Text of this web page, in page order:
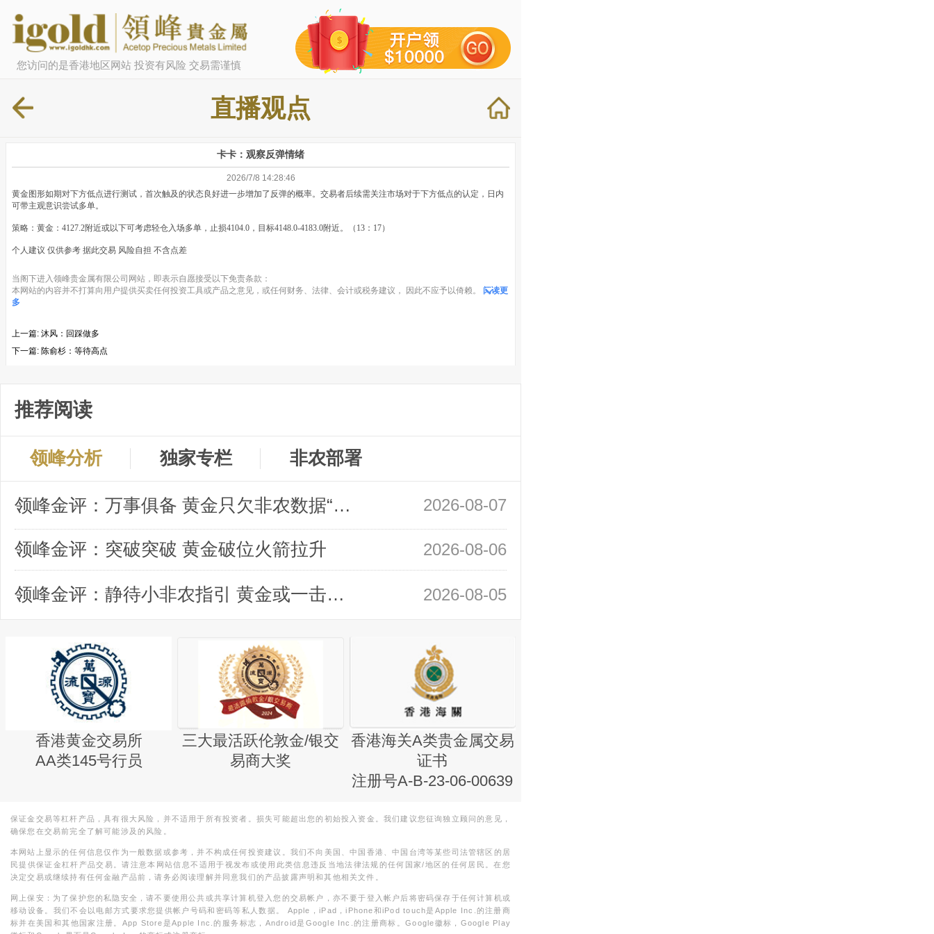
您访问的是香港地区网站 投资有风险 交易需谨慎
直播观点
卡卡：观察反弹情绪
2026/7/8 14:28:46
黄金图形如期对下方低点进行测试，首次触及的状态良好进一步增加了反弹的概率。交易者后续需关注市场对于下方低点的认定，日内
可带主观意识尝试多单。
策略：黄金：4127.2附近或以下可考虑轻仓入场多单，止损4104.0，目标4148.0-4183.0附近。（13：17）
个人建议 仅供参考 据此交易 风险自担 不含点差
当阁下进入领峰贵金属有限公司网站，即表示自愿接受以下免责条款：
本网站的内容并不打算向用户提供买卖任何投资工具或产品之意见，或任何财务、法律、会计或税务建议， 因此不应予以倚赖。
阅读更
多
上一篇: 沐风：回踩做多
下一篇: 陈俞杉：等待高点
推荐阅读
领峰分析 独家专栏 非农部署
领峰金评：万事俱备 黄金只欠非农数据“东风” 2026-08-07
领峰金评：突破突破 黄金破位火箭拉升 2026-08-06
领峰金评：静待小非农指引 黄金或一击破局 2026-08-05
香港黄金交易所
AA类145号行员
三大最活跃伦敦金/银交
易商大奖
香港海关A类贵金属交易
证书
注册号A-B-23-06-00639
保证金交易等杠杆产品，具有很大风险，并不适用于所有投资者。损失可能超出您的初始投入资金。我们建议您征询独立顾问的意见，
确保您在交易前完全了解可能涉及的风险。
本网站上显示的任何信息仅作为一般数据或参考，并不构成任何投资建议。我们不向美国、中国香港、中国台湾等某些司法管辖区的居
民提供保证金杠杆产品交易。请注意本网站信息不适用于视发布或使用此类信息违反当地法律法规的任何国家/地区的任何居民。在您
决定交易或继续持有任何金融产品前，请务必阅读理解并同意我们的产品披露声明和其他相关文件。
网上保安：为了保护您的私隐安全，请不要使用公共或共享计算机登入您的交易帐户，亦不要于登入帐户后将密码保存于任何计算机或
移动设备。我们不会以电邮方式要求您提供帐户号码和密码等私人数据。 Apple，iPad，iPhone和iPod touch是Apple Inc.的注册商
标并在美国和其他国家注册。App Store是Apple Inc.的服务标志，Android是Google Inc.的注册商标。Google徽标，Google Play